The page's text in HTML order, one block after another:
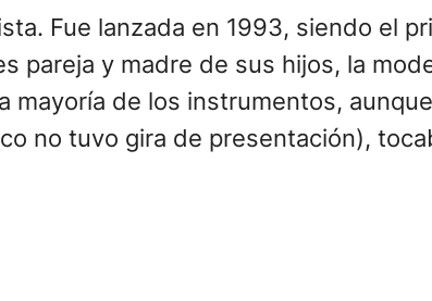
Fue lanzada en 1993, siendo el
pareja y madre de sus hijos, la
de los instrumentos,
no tuvo gira de presentación),